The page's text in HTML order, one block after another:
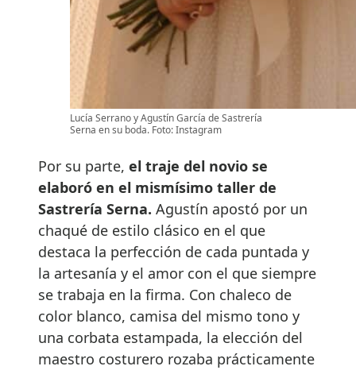
Lucía Serrano y Agustín García de Sastrería
Serna en su boda. Foto: Instagram
Por su parte, el traje del novio se
elaboró en el mismísimo taller de
Sastrería Serna. Agustín apostó por un
chaqué de estilo clásico en el que
destaca la perfección de cada puntada y
la artesanía y el amor con el que siempre
se trabaja en la firma. Con chaleco de
color blanco, camisa del mismo tono y
una corbata estampada, la elección del
maestro costurero rozaba prácticamente